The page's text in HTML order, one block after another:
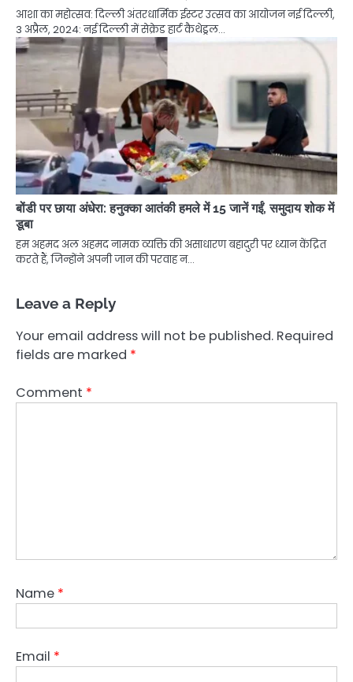
आशा का महोत्सव: दिल्ली अंतरधार्मिक ईस्टर उत्सव का आयोजन नई दिल्ली,
3 अप्रैल, 2024: नई दिल्ली में सेक्रेड हार्ट कैथेड्रल…
बोंडी पर छाया अंधेरा: हनुक्का आतंकी हमले में 15 जानें गईं, समुदाय शोक में
डूबा
हम अहमद अल अहमद नामक व्यक्ति की असाधारण बहादुरी पर ध्यान केंद्रित
करते हैं, जिन्होंने अपनी जान की परवाह न…
Leave a Reply
Your email address will not be published. Required
fields are marked *
Comment *
Name *
Email *